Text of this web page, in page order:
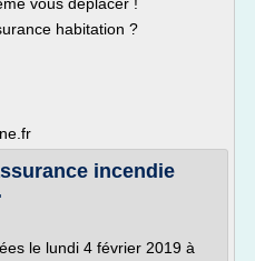
habitation ?
incendie
le lundi 4 février 2019 à